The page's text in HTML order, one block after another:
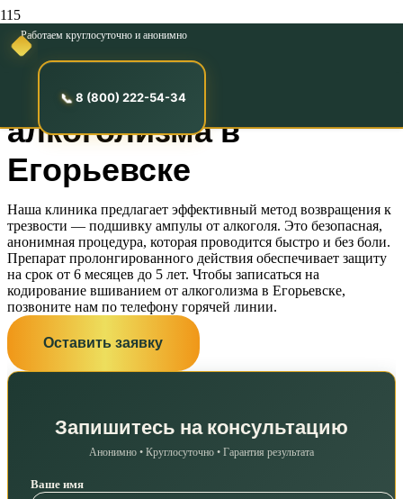
Работаем круглосуточно и анонимно
8 (800) 222-54-34
Кодирование
вшиванием от
алкоголизма в
Егорьевске
Наша клиника предлагает эффективный метод возвращения к
трезвости — подшивку ампулы от алкоголя. Это безопасная,
анонимная процедура, которая проводится быстро и без боли.
Препарат пролонгированного действия обеспечивает защиту
на срок от 6 месяцев до 5 лет. Чтобы записаться на
кодирование вшиванием от алкоголизма в Егорьевске,
позвоните нам по телефону горячей линии.
Оставить заявку
Запишитесь на консультацию
Анонимно • Круглосуточно • Гарантия результата
Ваше имя